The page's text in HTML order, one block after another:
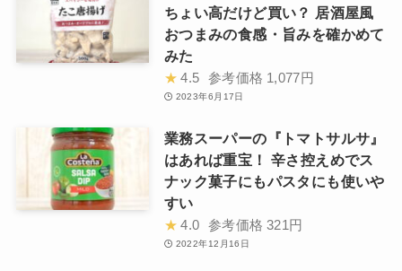
ちょい高だけど買い？ 居酒屋風
おつまみの食感・旨みを確かめて
みた
★ 4.5 参考価格 1,077円
2023年6月17日
業務スーパーの『トマトサルサ』
はあれば重宝！ 辛さ控えめでス
ナック菓子にもパスタにも使いや
すい
★ 4.0 参考価格 321円
2022年12月16日